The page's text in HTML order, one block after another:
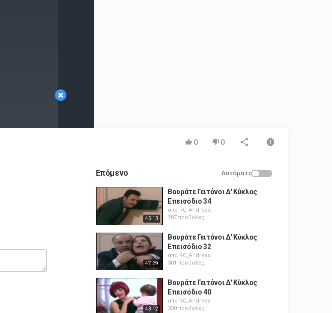
×
0 0
Επόμενο Αυτόματο
45:13
Βουράτε Γειτόνοι Δ' Κύκλος
Επεισόδιο 34
από RC_Andreas
287 προβολές
47:29
Βουράτε Γειτόνοι Δ' Κύκλος
Επεισόδιο 32
από RC_Andreas
301 προβολές
43:12
Βουράτε Γειτόνοι Δ' Κύκλος
Επεισόδιο 40
από RC_Andreas
330 προβολές